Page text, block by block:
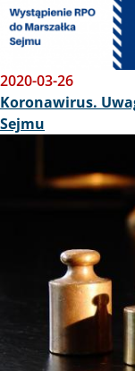
2020-03-26
Koronawirus.
Sejmu